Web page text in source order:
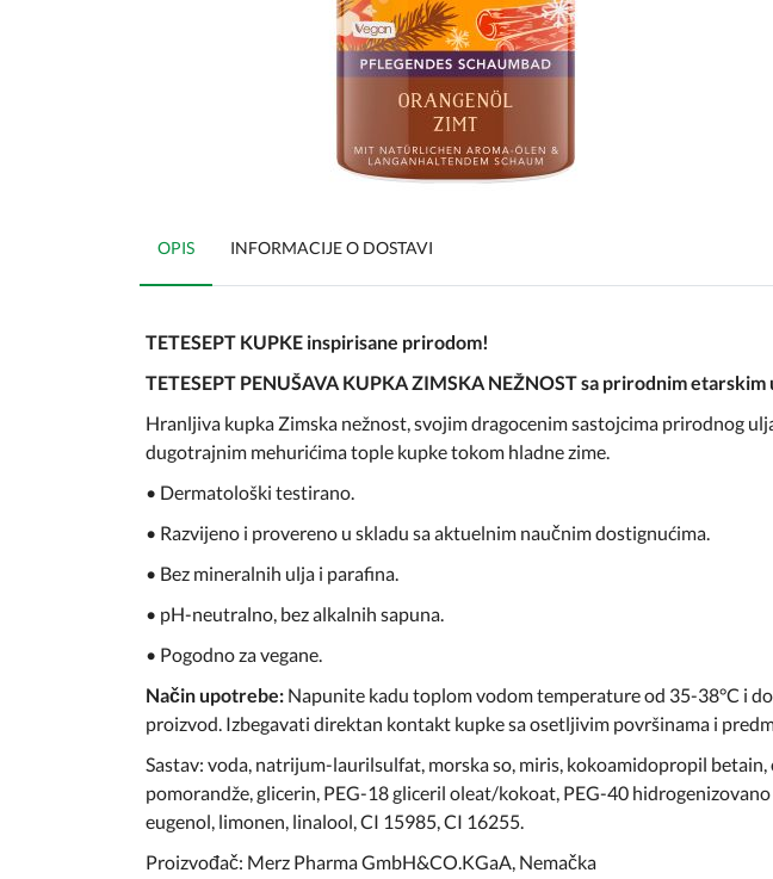
OPIS INFORMACIJE O DOSTAVI
TETESEPT KUPKE inspirisane prirodom!
TETESEPT PENUŠAVA KUPKA ZIMSKA NEŽNOST sa prirodnim etarskim
Hranljiva kupka Zimska nežnost, svojim dragocenim sastojcima prirodnog
dugotrajnim mehurićima tople kupke tokom hladne zime.
• Dermatološki testirano.
• Razvijeno i provereno u skladu sa aktuelnim naučnim dostignućima.
• Bez mineralnih ulja i parafina.
• pH-neutralno, bez alkalnih sapuna.
• Pogodno za vegane.
Način upotrebe: Napunite kadu toplom vodom temperature od 35-38°C i
proizvod. Izbegavati direktan kontakt kupke sa osetljivim površinama i
Sastav: voda, natrijum-laurilsulfat, morska so, miris, kokoamidopropil
pomorandže, glicerin, PEG-18 gliceril oleat/kokoat, PEG-40
eugenol, limonen, linalool, CI 15985, CI 16255.
Proizvođač: Merz Pharma GmbH&CO.KGaA, Nemačka